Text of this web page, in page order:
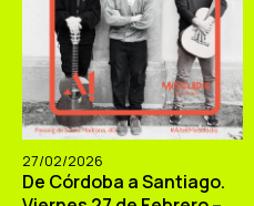
27/02/2026
De Córdoba a Santiago.